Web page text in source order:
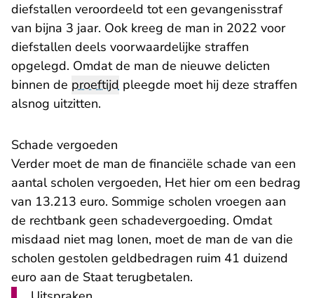
diefstallen veroordeeld tot een gevangenisstraf
van bijna 3 jaar. Ook kreeg de man in 2022 voor
diefstallen deels voorwaardelijke straffen
opgelegd. Omdat de man de nieuwe delicten
binnen de proeftijd pleegde moet hij deze straffen
alsnog uitzitten.
Schade vergoeden
Verder moet de man de financiële schade van een
aantal scholen vergoeden, Het hier om een bedrag
van 13.213 euro. Sommige scholen vroegen aan
de rechtbank geen schadevergoeding. Omdat
misdaad niet mag lonen, moet de man de van die
scholen gestolen geldbedragen ruim 41 duizend
euro aan de Staat terugbetalen.